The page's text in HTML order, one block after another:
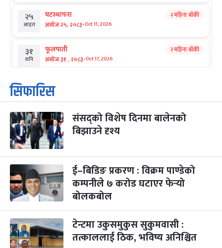
२५
आइत
घटस्थापना
असोज २५, २०८३-Oct 11, 2026
२ महिना बाँकी
३१
शनि
फूलपाती
असोज ३१ , २०८३-Oct 17, 2026
२ महिना बाँकी
१
आइत
कार्तिक सङ्क्रान्ति
कार्तिक १, २०८३
३
मंगल
महानवमी
कार्तिक ३, २०८३-Oct 20, 2026
२ महिना बाँकी
४
बुध कार्तिक ४, २०८३ -Oct 21, 2026
५
बिहि
पापा‌ङ्कुशा एकादशी व्रत
कार्तिक ५, २०८३-Oct 22, 2026
२ महिना बाँकी
२२
आइत
कुकुर तिहार
कार्तिक २२, २०८३-Nov 8, 2026
३ महिना बाँकी
सिफारिस
संसद्को विशेष दिनमा बालेनको
बिझाउने दृश्य
ई–बिडिङ प्रकरण : विक्रम पाण्डेको
कम्पनीले ७ करोड घटाएर फेर्‍यो
बोलकबोल
टेन्टमा उकुसमुकुस सुकुमवासी :
तत्काललाई ठिक, भविष्य अनिश्चित